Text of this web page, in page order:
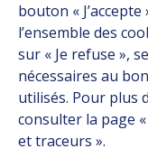
Suivez-nous
Linkedin
Instagram
bouton «
l’ensemble des
sur « Je refuse »,
nécessaires au
utilisés. Pour plus
consulter la page
et traceurs ».